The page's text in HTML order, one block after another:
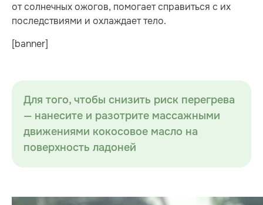
от солнечных ожогов, помогает справиться с их
последствиями и охлаждает тело.
[banner]
Для того, чтобы снизить риск перегрева
— нанесите и разотрите массажными
движениями кокосовое масло на
поверхность ладоней